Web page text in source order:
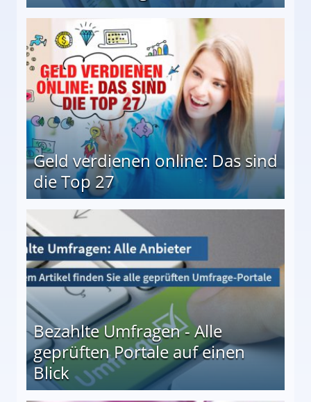
Geld verdienen online: Das sind
die Top 27
Bezahlte Umfragen - Alle
geprüften Portale auf einen
Blick